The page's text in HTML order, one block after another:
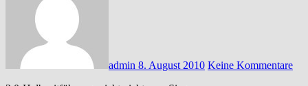
admin 8. August 2010 Keine Kommentare